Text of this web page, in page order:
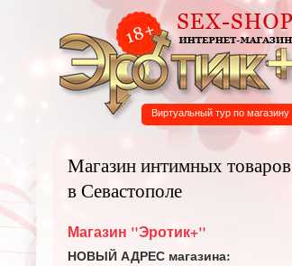
Виртуальный тур по магазину
Магазин интимных товаров
в Севастополе
Магазин "Эротик+"
НОВЫЙ АДРЕС магазина: